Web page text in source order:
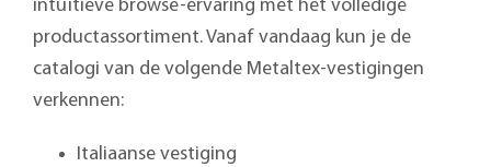
intuïtieve browse-ervaring met het volledige
productassortiment. Vanaf vandaag kun je de
catalogi van de volgende Metaltex-vestigingen
verkennen:
Italiaanse vestiging